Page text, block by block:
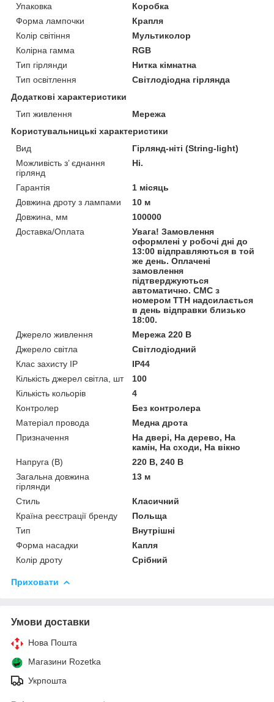
Упаковка
Коробка
Форма лампочки
Крапля
Колір світіння
Мультиколор
Колірна гамма
RGB
Тип гірлянди
Нитка кімнатна
Тип освітлення
Світлодіодна гірлянда
Додаткові характеристики
Тип живлення
Мережа
Користувальницькі характеристики
Вид
Гірлянд-ніті (String-light)
Можливість з’ єднання
гірлянд
Ні.
Гарантія
1 місяць
Довжина дроту з лампами
10 м
Довжина, мм
100000
Доставка/Оплата
Увага! Замовлення
оформлені у робочі дні до
13:00 відправляються в той
же день. Оплачені
замовлення
підтверджуються
автоматично. СМС з
номером ТТН надсилається
в день відправки близько
18:00.
Джерело живлення
Мережа 220 В
Джерело світла
Світлодіодний
Клас захисту IP
IP44
Кількість джерел світла, шт
100
Кількість кольорів
4
Контролер
Без контролера
Матеріал провода
Медна дрота
Призначення
На двері, На дерево, На
камін, На сходи, На вікно
Напруга (В)
220 В, 240 В
Загальна довжина
гірлянди
13 м
Стиль
Класичний
Країна реєстрації бренду
Польща
Тип
Внутрішні
Форма насадки
Капля
Колір дроту
Срібний
Приховати
Умови доставки
Нова Пошта
Магазини Rozetka
Укрпошта